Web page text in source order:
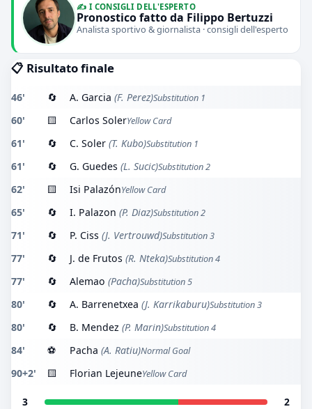
✍️ I CONSIGLI DELL'ESPERTO
Pronostico fatto da Filippo Bertuzzi
Analista sportivo & giornalista · consigli dell'esperto
📋 Risultato finale
46' 🔄 A. Garcia (F. Perez)Substitution 1
60' 🟨 Carlos SolerYellow Card
61' 🔄 C. Soler (T. Kubo)Substitution 1
61' 🔄 G. Guedes (L. Sucic)Substitution 2
62' 🟨 Isi PalazónYellow Card
65' 🔄 I. Palazon (P. Diaz)Substitution 2
71' 🔄 P. Ciss (J. Vertrouwd)Substitution 3
77' 🔄 J. de Frutos (R. Nteka)Substitution 4
77' 🔄 Alemao (Pacha)Substitution 5
80' 🔄 A. Barrenetxea (J. Karrikaburu)Substitution 3
80' 🔄 B. Mendez (P. Marin)Substitution 4
84' ⚽ Pacha (A. Ratiu)Normal Goal
90+2' 🟨 Florian LejeuneYellow Card
3 2